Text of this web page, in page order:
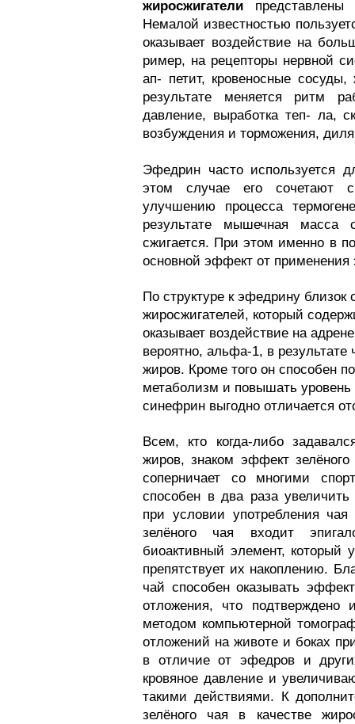
жиросжигатели представлены
Немалой известностью
оказывает воздействие на
ример, на рецепторы нервной
ап- петит, кровеносные
результате меняется ритм
давление, выработка теп- ла,
возбуждения и торможения,
Эфедрин часто
этом случае его сочетают
улучшению процесса
результате мышечная масса
сжигается. При этом именно в
основной эффект от
По структуре к эфедрину
жиросжигателей, который
оказывает воздействие на
вероятно, альфа-1, в
жиров. Кроме того он способен
метаболизм и повышать
синефрин выгодно отличается
Всем, кто когда-либо
жиров, знаком эффект
соперничает со многими
способен в два раза
при условии употребления
зелёного чая входит
биоактивный элемент, который
препятствует их накоплению.
чай способен оказывать
отложения, что подтверждено
методом компьютерной
отложений на животе и боках
в отличие от эфедров и
кровяное давление и
такими действиями. К
зелёного чая в качестве